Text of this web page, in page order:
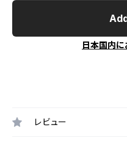
日本国内
レビュー